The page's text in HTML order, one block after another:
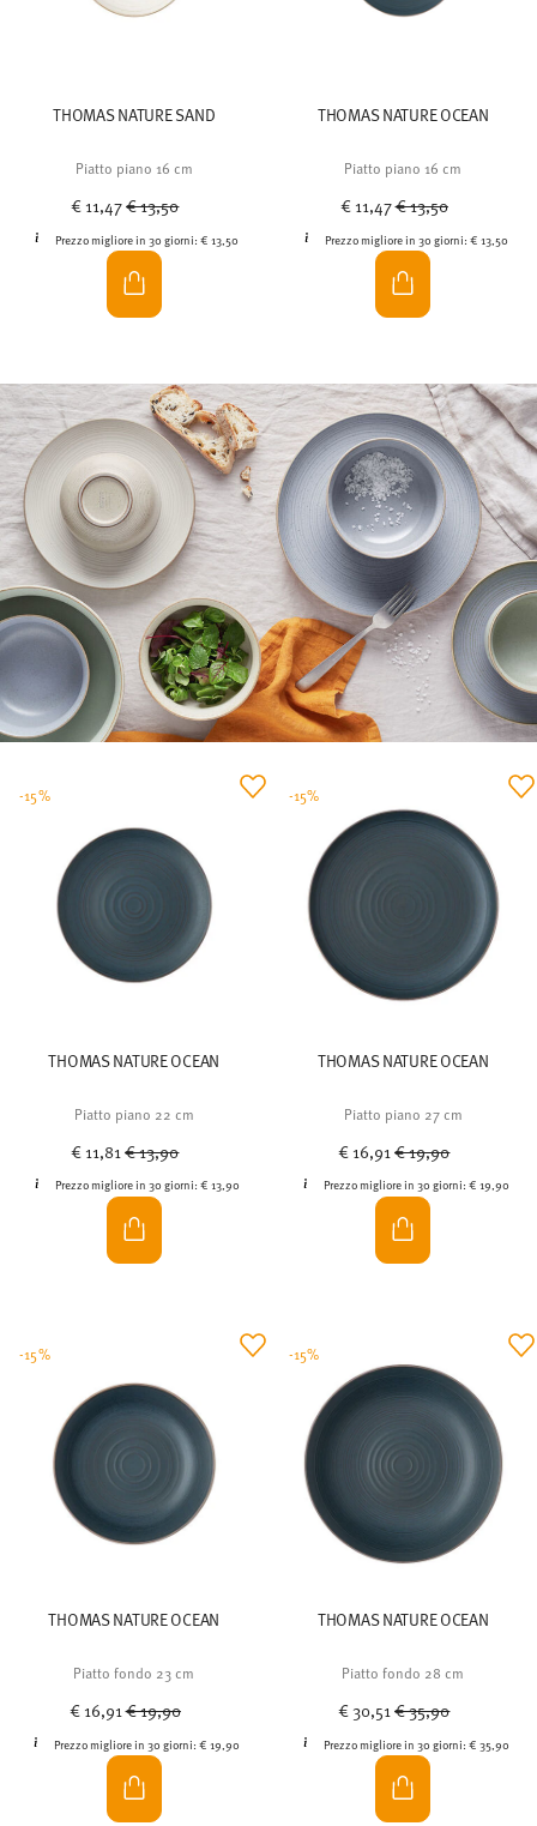
THOMAS NATURE SAND
Piatto piano 16 cm
€ 11,47Price reduced from
€ 13,50
Prezzo migliore in 30 giorni:€ 13,50
THOMAS NATURE OCEAN
Piatto piano 16 cm
€ 11,47Price reduced from
€ 13,50
Prezzo migliore in 30 giorni: € 13,50
THOMAS NATURE OCEAN
Piatto piano 22 cm
€ 11,81Price reduced from
€ 13,90
Prezzo migliore in 30 giorni: € 13,90
-15%
THOMAS NATURE OCEAN
Piatto piano 27 cm
€ 16,91Price reduced from
€ 19,90
Prezzo migliore in 30 giorni: € 19,90
-15%
THOMAS NATURE OCEAN
Piatto fondo 23 cm
€ 16,91Price reduced from
€ 19,90
Prezzo migliore in 30 giorni:€ 19,90
-15%
THOMAS NATURE OCEAN
Piatto fondo 28 cm
€ 30,51Price reduced from
€ 35,90
Prezzo migliore in 30 giorni: € 35,90
-15%